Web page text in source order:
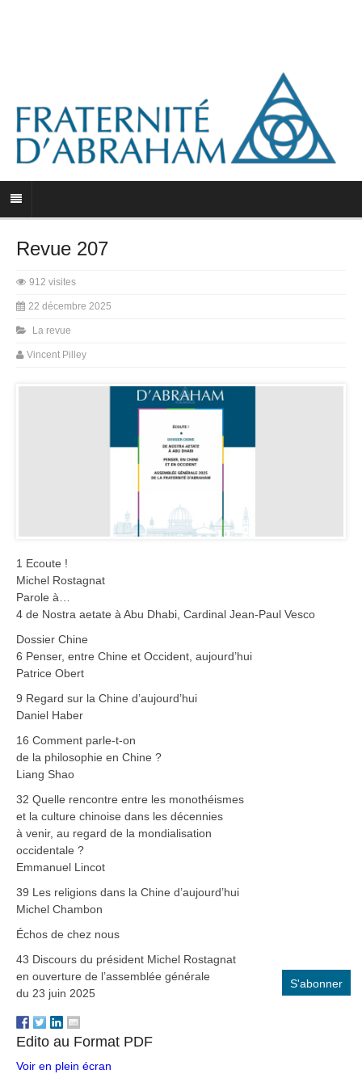
Revue 207
912 visites
22 décembre 2025
La revue
Vincent Pilley
1 Ecoute !
Michel Rostagnat
Parole à…
4 de Nostra aetate à Abu Dhabi, Cardinal Jean-Paul Vesco
Dossier Chine
6 Penser, entre Chine et Occident, aujourd’hui
Patrice Obert
9 Regard sur la Chine d’aujourd’hui
Daniel Haber
16 Comment parle-t-on
de la philosophie en Chine ?
Liang Shao
32 Quelle rencontre entre les monothéismes
et la culture chinoise dans les décennies
à venir, au regard de la mondialisation
occidentale ?
Emmanuel Lincot
39 Les religions dans la Chine d’aujourd’hui
Michel Chambon
Échos de chez nous
43 Discours du président Michel Rostagnat
en ouverture de l’assemblée générale
du 23 juin 2025
S'abonner
Edito au Format PDF
Voir en plein écran